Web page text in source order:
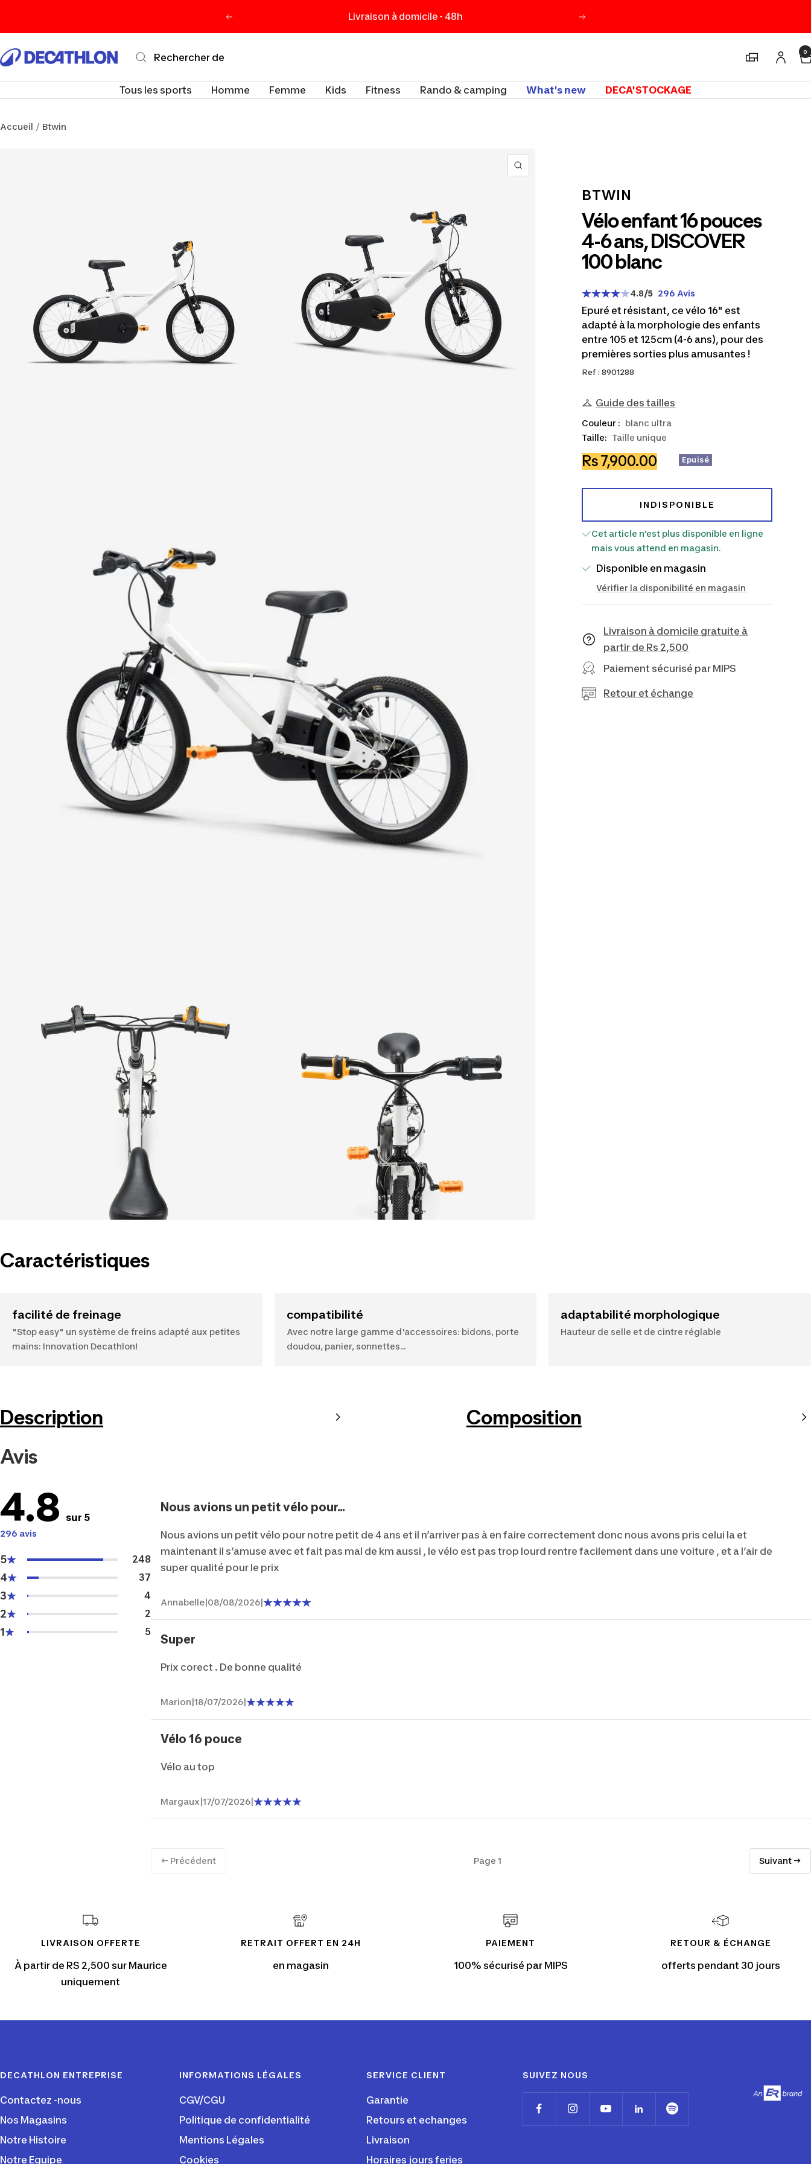
Précédent Livraison à domicile - 48h Suivant
Decathlon
Magasins 0
Tous les sports Homme Femme Kids Fitness Rando & camping What's new DECA'STOCKAGE
Accueil Btwin
Zoom
BTWIN
Vélo enfant 16 pouces
4-6 ans, DISCOVER
100 blanc
4.8/5 296 Avis
Epuré et résistant, ce vélo 16" est
adapté à la morphologie des enfants
entre 105 et 125cm (4-6 ans), pour des
premières sorties plus amusantes !
Ref : 8901288
Guide des tailles
Taille: Taille unique
Couleur : blanc ultra
Prix
de
Rs 7,900.00 Epuisé
INDISPONIBLE
Cet article n'est plus disponible en ligne
mais vous attend en magasin.
Disponible en magasin
Vérifier la disponibilité en magasin
Livraison à domicile gratuite à
partir de Rs 2,500
Paiement sécurisé par MIPS
Retour et échange
Caractéristiques
facilité de freinage
"Stop easy" un système de freins adapté aux petites
mains: Innovation Decathlon!
compatibilité
Avec notre large gamme d'accessoires: bidons, porte
doudou, panier, sonnettes...
adaptabilité morphologique
Hauteur de selle et de cintre réglable
Description
Composition
Avis
4.8 sur 5
296 avis
5 248
4 37
3 4
2 2
1 5
Nous avions un petit vélo pour...
Nous avions un petit vélo pour notre petit de 4 ans et il n’arriver pas à en faire correctement donc nous avons pris celui la et
maintenant il s’amuse avec et fait pas mal de km aussi , le vélo est pas trop lourd rentre facilement dans une voiture , et a l’air de
super qualité pour le prix
Annabelle|08/08/2026|
Super
Prix corect . De bonne qualité
Marion|18/07/2026|
Vélo 16 pouce
Vélo au top
Margaux|17/07/2026|
← Précédent Page 1 Suivant →
LIVRAISON OFFERTE
À partir de RS 2,500 sur Maurice
uniquement
RETRAIT OFFERT EN 24H
en magasin
PAIEMENT
100% sécurisé par MIPS
RETOUR & ÉCHANGE
offerts pendant 30 jours
DECATHLON ENTREPRISE
Contactez -nous
Nos Magasins
Notre Histoire
Notre Equipe
INFORMATIONS LÉGALES
CGV/CGU
Politique de confidentialité
Mentions Légales
Cookies
SERVICE CLIENT
Garantie
Retours et echanges
Livraison
Horaires jours feries
SUIVEZ NOUS